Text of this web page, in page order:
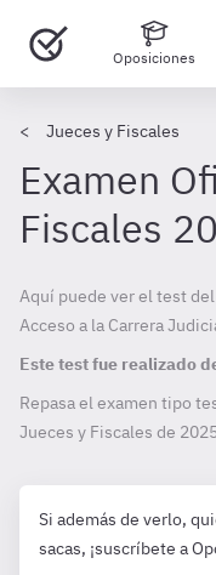
Oposiciones
Jueces y Fiscales
Examen
Fiscales
Aquí puede ver el test
Acceso a la Carrera
Este test fue realizado
Repasa el examen tipo
Jueces y Fiscales de
Si además de verlo,
sacas, ¡suscríbete a